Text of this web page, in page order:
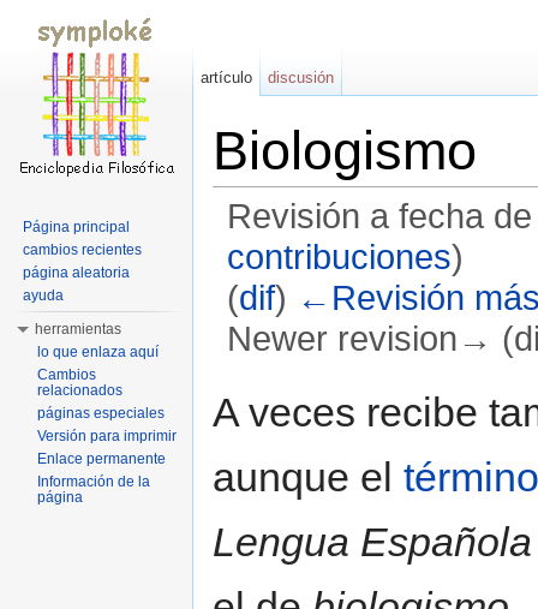
Biologismo
Revisión a fecha
contribuciones)
(dif) ←Revisión
Newer revision→
A veces recibe
aunque el término
Lengua Española
artículo discusión
Página principal
cambios recientes
página aleatoria
ayuda
herramientas
lo que enlaza aquí
Cambios
relacionados
páginas especiales
Versión para imprimir
Enlace permanente
Información de la
página